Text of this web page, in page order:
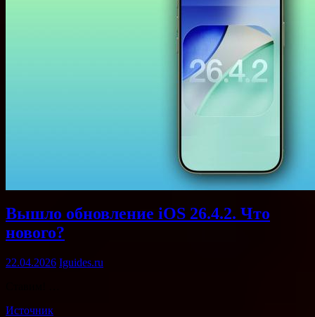
Вышло обновление iOS 26.4.2. Что
нового?
22.04.2026 Iguides.ru
Источник